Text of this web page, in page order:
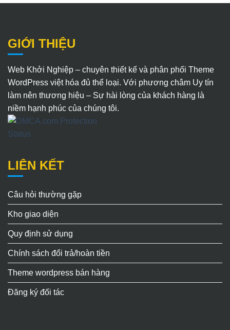
GIỚI THIỆU
Web Khởi Nghiệp – chuyên thiết kế và phân phối Theme
WordPress việt hóa đủ thể loại. Với phương châm Uy tín
làm nên thương hiệu – Sự hài lòng của khách hàng là
niềm hạnh phúc của chúng tôi.
LIÊN KẾT
Câu hỏi thường gặp
Kho giao diện
Quy định sử dụng
Chính sách đổi trả/hoàn tiền
Theme wordpress bán hàng
Đăng ký đối tác